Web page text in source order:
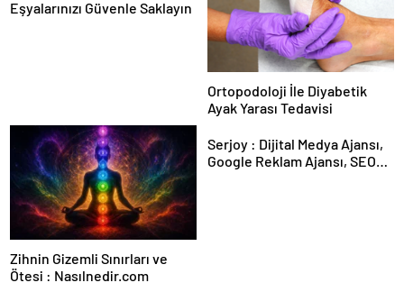
Eşyalarınızı Güvenle Saklayın
Ortopodoloji İle Diyabetik
Ayak Yarası Tedavisi
Zihnin Gizemli Sınırları ve
Ötesi : Nasılnedir.com
Serjoy : Dijital Medya Ajansı,
Google Reklam Ajansı, SEO